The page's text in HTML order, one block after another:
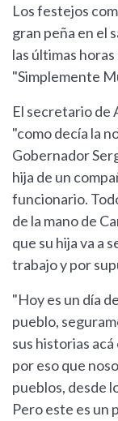
Los festejos
gran peña en el
las últimas
"Simplemente
El secretario de
"como decía la
Gobernador
hija de un
funcionario.
de la mano de
que su hija va a
trabajo y por
"Hoy es un día
pueblo,
sus historias
por eso que
pueblos, desde
Pero este es un